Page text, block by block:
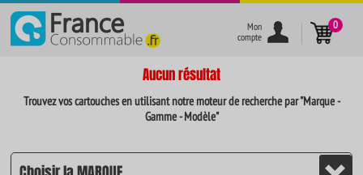
}
Mon
compte
0
Aucun résultat
Trouvez vos cartouches en utilisant notre moteur de recherche par "Marque -
Gamme - Modèle"